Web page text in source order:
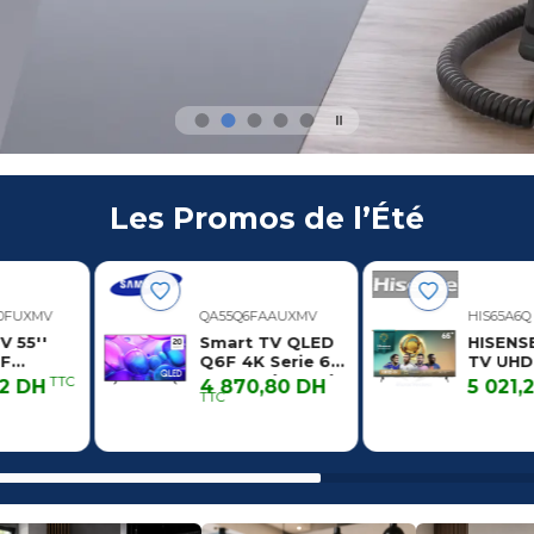
⏸
Les Promos de l’Été
55''
UHD 4K
8
DH TTC
QA55Q6FAAUXMV
Smart TV QLED
Q6F 4K Serie 6
55'' 12M ( 2025 )
4 870,80 DH
TTC
HIS65A6Q
TV
65''
5